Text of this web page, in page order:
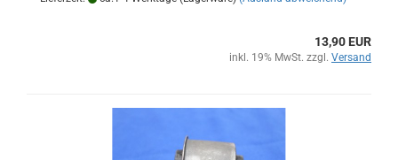
13,90 EUR
inkl. 19% MwSt. zzgl. Versand